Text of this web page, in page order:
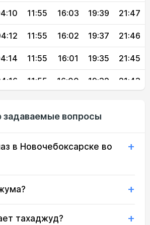
11:55 16:03 19:39 21:47
11:55 16:02 19:37 21:46
11:55 16:01 19:35 21:45
11:55 16:00 19:32 21:43
11:54 15:56 19:25 21:40
21:34
11:54 15:52 21:30
задаваемые вопросы
в Новочебоксарске во
тахаджуд?